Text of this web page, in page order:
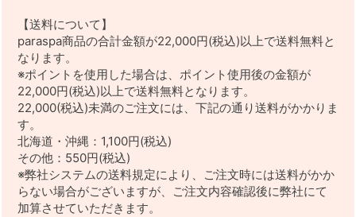
【送料について】
paraspa商品の合計金額が22,000円(税込)以上で送料無料と
なります。
※ポイントを使用した場合は、ポイント使用後の金額が
22,000円(税込)以上で送料無料となります。
22,000(税込)未満のご注文には、下記の通り送料がかかりま
す。
北海道・沖縄：1,100円(税込)
その他：550円(税込)
※弊社システムの送料規定により、ご注文時には送料がかか
らない場合がございますが、ご注文内容確認後に弊社にて
加算させていただきます。